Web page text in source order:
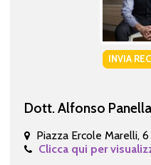
INVIA
Dott. Alfonso Panella
Piazza Ercole Marelli,
Clicca qui per